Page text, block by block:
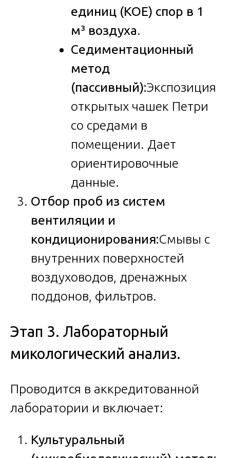
единиц (КОЕ) спор в 1
м³ воздуха.
Седиментационный
метод
(пассивный):Экспозиция
открытых чашек Петри
со средами в
помещении. Дает
ориентировочные
данные.
Отбор проб из систем
вентиляции и
кондиционирования:Смывы с
внутренних поверхностей
воздуховодов, дренажных
поддонов, фильтров.
Этап 3. Лабораторный
микологический анализ.
Проводится в аккредитованной
лаборатории и включает:
Культуральный